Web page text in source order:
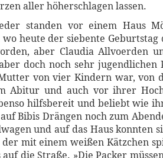
aller höherschlagen lassen.
standen vor einem Haus
heute der siebente
aber Claudia Allvoerden
doch noch sehr
von vier Kindern war, von
Abitur und auch vor ihrer
hilfsbereit und beliebt wie
Bibis Drängen noch zum
und auf das Haus konnten
mit einem weißen Kätzchen
die Straße. »Die Packer